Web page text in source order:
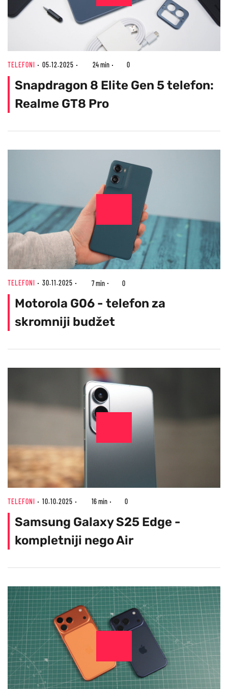
TELEFONI 05.12.2025 24 min 0
Snapdragon 8 Elite Gen 5 telefon:
Realme GT8 Pro
TELEFONI 30.11.2025 7 min 0
Motorola G06 - telefon za
skromniji budžet
TELEFONI 10.10.2025 16 min 0
Samsung Galaxy S25 Edge -
kompletniji nego Air